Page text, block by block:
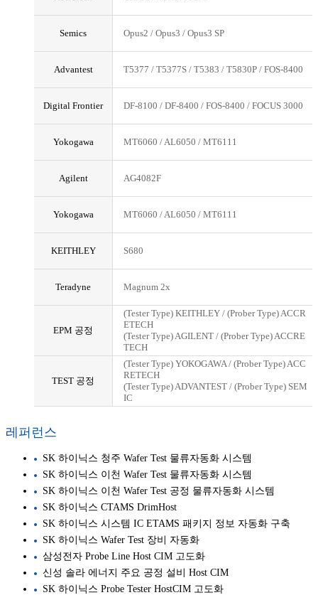
Semics Opus2 / Opus3 / Opus3 SP
Advantest T5377 / T5377S / T5383 / T5830P / FOS-8400
Digital Frontier DF-8100 / DF-8400 / FOS-8400 / FOCUS 3000
Yokogawa MT6060 / AL6050 / MT6111
Agilent AG4082F
Yokogawa MT6060 / AL6050 / MT6111
KEITHLEY S680
Teradyne Magnum 2x
EPM 공정
(Tester Type) KEITHLEY / (Prober Type) ACCR
ETECH
(Tester Type) AGILENT / (Prober Type) ACCRE
TECH
TEST 공정
(Tester Type) YOKOGAWA / (Prober Type) ACC
RETECH
(Tester Type) ADVANTEST / (Prober Type) SEM
IC
레퍼런스
SK 하이닉스 청주 Wafer Test 물류자동화 시스템
SK 하이닉스 이천 Wafer Test 물류자동화 시스템
SK 하이닉스 이천 Wafer Test 공정 물류자동화 시스템
SK 하이닉스 CTAMS DrimHost
SK 하이닉스 시스템 IC ETAMS 패키지 정보 자동화 구축
SK 하이닉스 Wafer Test 장비 자동화
삼성전자 Probe Line Host CIM 고도화
신성 솔라 에너지 주요 공정 설비 Host CIM
SK 하이닉스 Probe Tester HostCIM 고도화